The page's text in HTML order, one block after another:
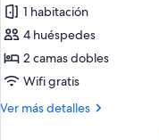
camas
dobles,
fotos
de
Habitación
Premium
con
1 habitación
4 huéspedes
2 camas dobles
Wifi gratis
Ver más detalles
Más